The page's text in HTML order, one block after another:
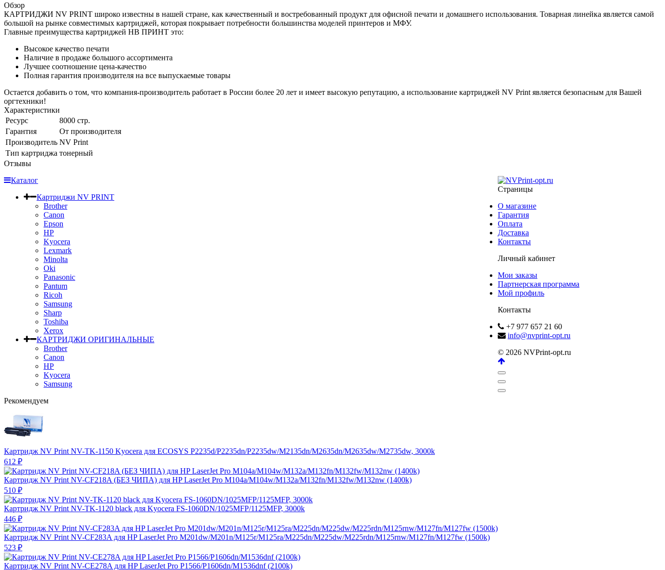
Обзор
КАРТРИДЖИ NV PRINT широко известны в нашей стране, как качественный и востребованный продукт для офисной печати и домашнего использования. Товарная линейка является самой
большой на рынке совместимых картриджей, которая покрывает потребности большинства моделей принтеров и МФУ.
Главные преимущества картриджей НВ ПРИНТ это:
Высокое качество печати
Наличие в продаже большого ассортимента
Лучшее соотношение цена-качество
Полная гарантия производителя на все выпускаемые товары
Остается добавить о том, что компания-производитель работает в России более 20 лет и имеет высокую репутацию, а использование картриджей NV Print является безопасным для Вашей
оргтехники!
Характеристики
Ресурс
8000 стр.
Гарантия
От производителя
Производитель NV Print
Тип картриджа тонерный
Отзывы
Каталог
Картриджи NV PRINT
Brother
Canon
Epson
HP
Kyocera
Lexmark
Minolta
Oki
Panasonic
Pantum
Ricoh
Samsung
Sharp
Toshiba
Xerox
КАРТРИДЖИ ОРИГИНАЛЬНЫЕ
Brother
Canon
HP
Kyocera
Samsung
Рекомендуем
Картридж NV Print NV-TK-1150 Kyocera для ECOSYS P2235d/P2235dn/P2235dw/M2135dn/M2635dn/M2635dw/M2735dw, 3000k
612 ₽
Картридж NV Print NV-CF218A (БЕЗ ЧИПА) для HP LaserJet Pro M104a/M104w/M132a/M132fn/M132fw/M132nw (1400k)
510 ₽
Картридж NV Print NV-TK-1120 black для Kyocera FS-1060DN/1025MFP/1125MFP, 3000k
446 ₽
Картридж NV Print NV-CF283A для HP LaserJet Pro M201dw/M201n/M125r/M125ra/M225dn/M225dw/M225rdn/M125rnw/M127fn/M127fw (1500k)
523 ₽
Картридж NV Print NV-CE278A для HP LaserJet Pro P1566/P1606dn/M1536dnf (2100k)
Страницы
О магазине
Гарантия
Оплата
Доставка
Контакты
Личный кабинет
Мои заказы
Партнерская программа
Мой профиль
Контакты
+7 977 657 21 60
info@nvprint-opt.ru
© 2026 NVPrint-opt.ru